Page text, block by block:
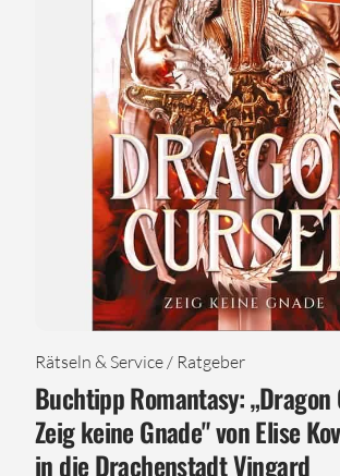
Rätseln & Service / Ratgeber
Buchtipp Romantasy: „Dragon
Zeig keine Gnade" von Elise
in die Drachenstadt Vingard